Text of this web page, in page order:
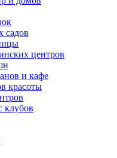
садов
центров
и кафе
красоты
клубов